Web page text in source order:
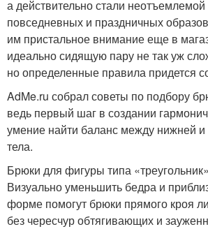
а действительно стали
повседневных и праздничных
им пристальное внимание еще в
идеально сидящую пару не так уж
но определенные правила придется
AdMe.ru собрал советы по подбору
ведь первый шаг в создании
умение найти баланс между нижней и
тела.
Брюки для фигуры типа
Визуально уменьшить бедра и
форме помогут брюки прямого кроя
без чересчур обтягивающих и